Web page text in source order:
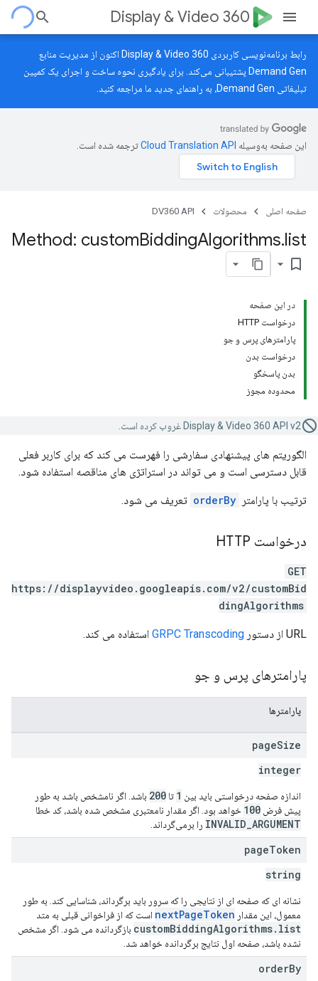
Display & Video 360
رابط برنامه‌نویسی کاربردی Display & Video 360 اکنون از مدیریت منابع
Demand Gen پشتیبانی می‌کند. برای یادگیری نحوه ساخت و اجرای یک کمپین
تبلیغاتی Demand Gen، به
راهنمای جدید ما مراجعه کنید.
این صفحه به‌وسیله ترجمه شده است.
صفحه اصلی محصولات DV360 API
Method: customBiddingAlgorithms.list
bookmark_border
در این صفحه
درخواست HTTP
پارامترهای پرس و جو
درخواست بدن
بدن پاسخگو
محدوده مجوز
Display & Video 360 API v2 غروب کرده است.
الگوریتم های پیشنهادی سفارشی را فهرست می کند که برای کاربر فعلی
قابل دسترسی است و می تواند در استراتژی های مناقصه استفاده شود.
ترتیب با پارامتر orderBy تعریف می شود.
درخواست HTTP
GET
https://displayvideo.googleapis.com/v2/customBid
dingAlgorithms
URL از دستور GRPC Transcoding استفاده می کند.
پارامترهای پرس و جو
پارامترها
pageSize
integer
اندازه صفحه درخواستی باید بین 1 تا 200 باشد. اگر نامشخص باشد به طور
پیش فرض 100 خواهد بود. اگر مقدار نامعتبری مشخص شده باشد، کد خطا
INVALID_ARGUMENT را برمی‌گرداند.
pageToken
string
نشانه ای که صفحه ای از نتایجی را که سرور باید برگرداند، شناسایی کند. به طور
معمول، این مقدار nextPageToken است که از فراخوانی قبلی به متد
customBiddingAlgorithms.list بازگردانده می شود. اگر مشخص
نشده باشد، صفحه اول نتایج برگردانده خواهد شد.
orderBy